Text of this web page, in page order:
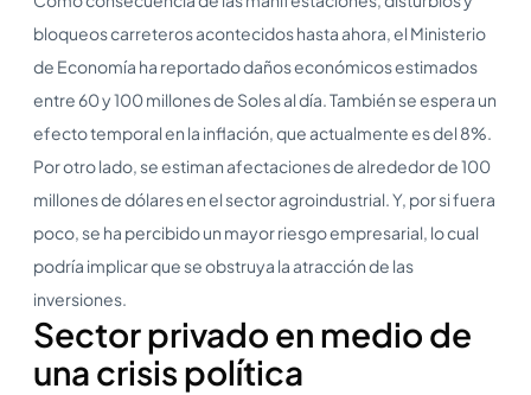
bloqueos carreteros acontecidos hasta ahora, el Ministerio
de Economía ha reportado daños económicos estimados
entre 60 y 100 millones de Soles al día. También se espera un
efecto temporal en la inflación, que actualmente es del 8%.
Por otro lado, se estiman afectaciones de alrededor de 100
millones de dólares en el sector agroindustrial. Y, por si fuera
poco, se ha percibido un mayor riesgo empresarial, lo cual
podría implicar que se obstruya la atracción de las
inversiones.
Sector privado en medio de
una crisis política